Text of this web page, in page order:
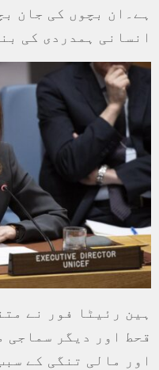
ہے۔ان بچوں کی جان
انسانی ہمدردی کی
ہین رئیٹا فور نے
قحط اور دیگر سماجی
اور مالی تنگی کے